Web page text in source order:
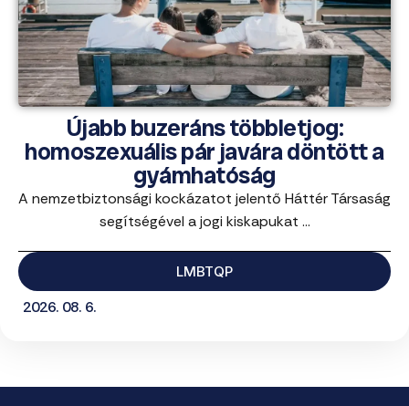
Újabb buzeráns többletjog:
homoszexuális pár javára döntött a
gyámhatóság
A nemzetbiztonsági kockázatot jelentő Háttér Társaság
segítségével a jogi kiskapukat ...
LMBTQP
2026. 08. 6.